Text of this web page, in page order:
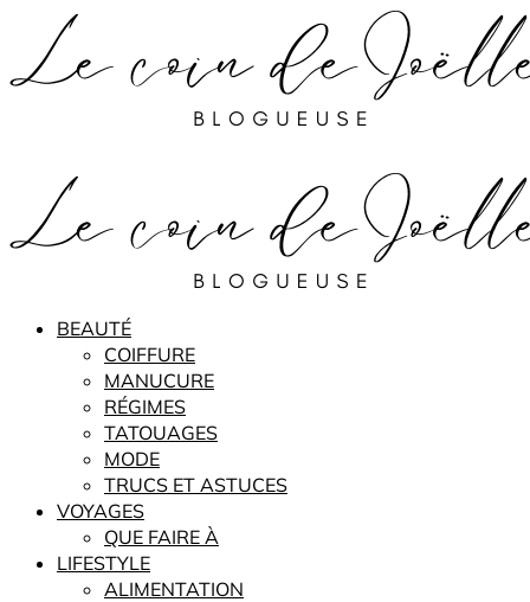
BEAUTÉ
COIFFURE
MANUCURE
RÉGIMES
TATOUAGES
MODE
TRUCS ET ASTUCES
VOYAGES
QUE FAIRE À
LIFESTYLE
ALIMENTATION